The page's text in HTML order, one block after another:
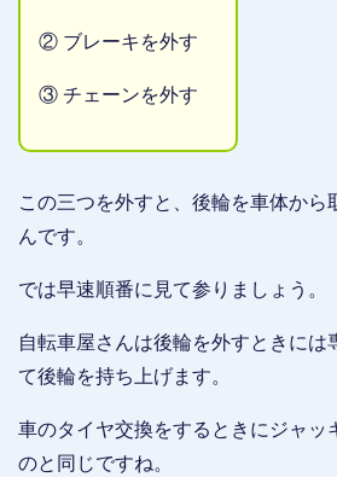
② ブレーキを外す
③ チェーンを外す
この三つを外すと、後輪を車体から
んです。
では早速順番に見て参りましょう。
自転車屋さんは後輪を外すときには
て後輪を持ち上げます。
車のタイヤ交換をするときにジャッ
のと同じですね。